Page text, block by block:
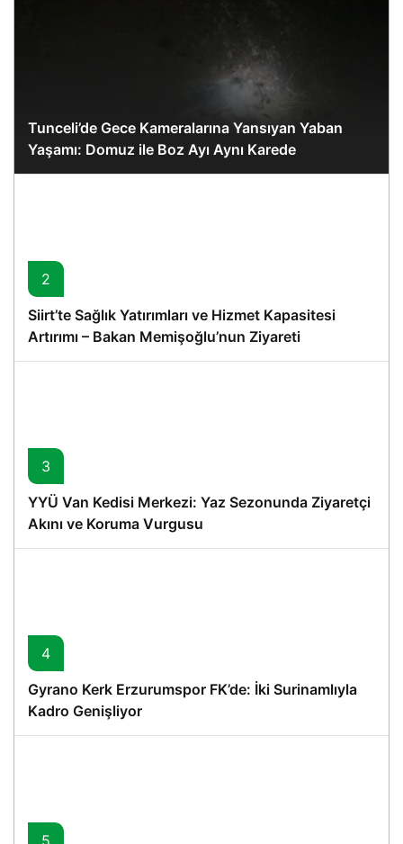
Tunceli’de Gece Kameralarına Yansıyan Yaban
Yaşamı: Domuz ile Boz Ayı Aynı Karede
2
Siirt’te Sağlık Yatırımları ve Hizmet Kapasitesi
Artırımı – Bakan Memişoğlu’nun Ziyareti
3
YYÜ Van Kedisi Merkezi: Yaz Sezonunda Ziyaretçi
Akını ve Koruma Vurgusu
4
Gyrano Kerk Erzurumspor FK’de: İki Surinamlıyla
Kadro Genişliyor
5